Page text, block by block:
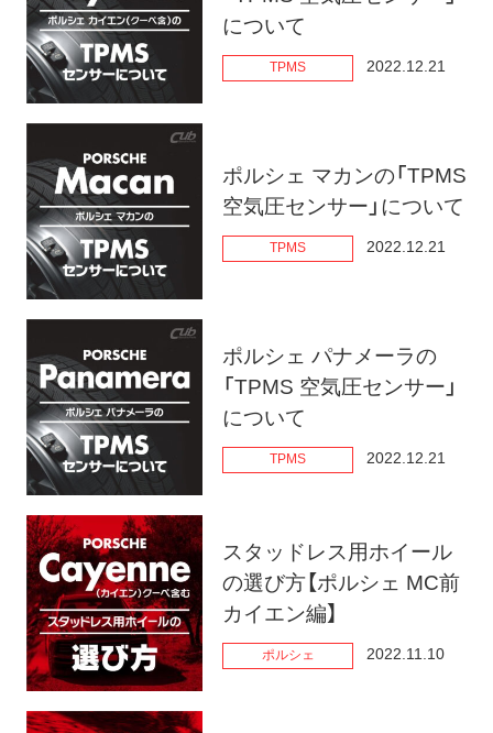
について
TPMS 2022.12.21
ポルシェ マカンの「TPMS
空気圧センサー」について
TPMS 2022.12.21
ポルシェ パナメーラの
「TPMS 空気圧センサー」
について
TPMS 2022.12.21
スタッドレス用ホイール
の選び方【ポルシェ MC前
カイエン編】
ポルシェ 2022.11.10